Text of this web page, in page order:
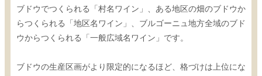
ブドウでつくられる「村名ワイン」、ある地区の畑のブドウか
らつくられる「地区名ワイン」、ブルゴーニュ地方全域のブド
ウからつくられる「一般広域名ワイン」です。
ブドウの生産区画がより限定的になるほど、格づけは上位にな